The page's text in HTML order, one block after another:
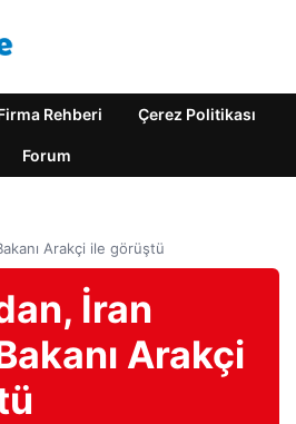
Rehberi Çerez Politikası
Forum
Arakçi ile görüştü
İran
Arakçi